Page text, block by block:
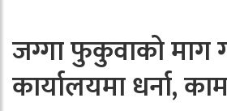
जग्गा फुकुवाको माग
कार्यालयमा धर्ना,